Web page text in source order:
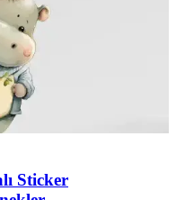
Sticker